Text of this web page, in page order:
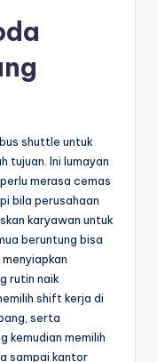
shuttle untuk
tujuan. Ini lumayan
merasa cemas
bila perusahaan
karyawan untuk
beruntung bisa
rutin naik
shift kerja di
serta
kemudian memilih
sampai kantor